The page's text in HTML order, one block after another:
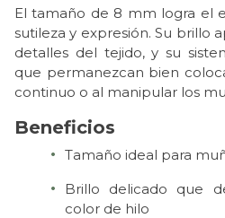
El tamaño de 8 mm logra el
sutileza y expresión. Su brillo
detalles del tejido, y su
que permanezcan bien
continuo o al manipular los
Beneficios
Tamaño ideal para
Brillo delicado que
color de hilo